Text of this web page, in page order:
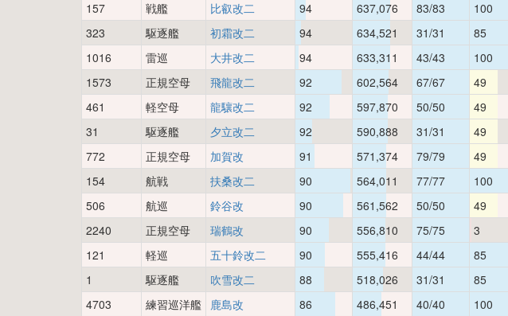
157
戦艦 比叡改二 94 637,076 83/83 100
323
駆逐艦 初霜改二 94 634,521 31/31 85
1016
雷巡 大井改二 94 633,311 43/43 100
1573
正規空母 飛龍改二 92 602,564 67/67 49
461
軽空母 龍驤改二 92 597,870 50/50 49
31
駆逐艦 夕立改二 92 590,888 31/31 49
772
正規空母 加賀改 91 571,374 79/79 49
154
航戦 扶桑改二 90 564,011 77/77 100
506
航巡 鈴谷改 90 561,562 50/50 49
2240
正規空母 瑞鶴改 90 556,810 75/75 3
121
軽巡 五十鈴改二 90 555,416 44/44 85
1
駆逐艦 吹雪改二 88 518,026 31/31 85
4703
練習巡洋艦 鹿島改 86 486,451 40/40 100